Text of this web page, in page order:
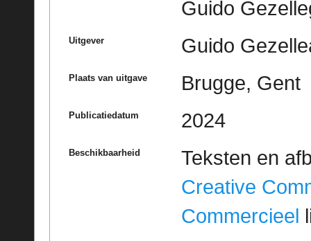
Guido
Uitgever Guido
Plaats van uitgave Brugge, Gent
Publicatiedatum 2024
Beschikbaarheid
Teksten en
Creative
Commercieel